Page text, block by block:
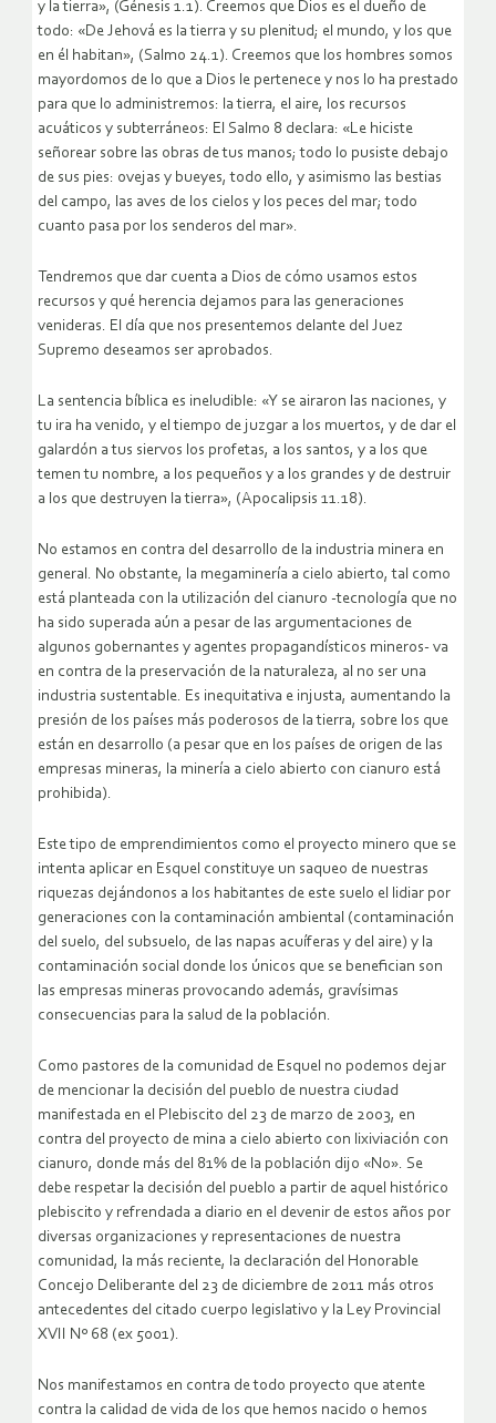
y la tierra», (Génesis 1.1). Creemos que Dios es el dueño de
todo: «De Jehová es la tierra y su plenitud; el mundo, y los que
en él habitan», (Salmo 24.1). Creemos que los hombres somos
mayordomos de lo que a Dios le pertenece y nos lo ha prestado
para que lo administremos: la tierra, el aire, los recursos
acuáticos y subterráneos: El Salmo 8 declara: «Le hiciste
señorear sobre las obras de tus manos; todo lo pusiste debajo
de sus pies: ovejas y bueyes, todo ello, y asimismo las bestias
del campo, las aves de los cielos y los peces del mar; todo
cuanto pasa por los senderos del mar».
Tendremos que dar cuenta a Dios de cómo usamos estos
recursos y qué herencia dejamos para las generaciones
venideras. El día que nos presentemos delante del Juez
Supremo deseamos ser aprobados.
La sentencia bíblica es ineludible: «Y se airaron las naciones, y
tu ira ha venido, y el tiempo de juzgar a los muertos, y de dar el
galardón a tus siervos los profetas, a los santos, y a los que
temen tu nombre, a los pequeños y a los grandes y de destruir
a los que destruyen la tierra», (Apocalipsis 11.18).
No estamos en contra del desarrollo de la industria minera en
general. No obstante, la megaminería a cielo abierto, tal como
está planteada con la utilización del cianuro -tecnología que no
ha sido superada aún a pesar de las argumentaciones de
algunos gobernantes y agentes propagandísticos mineros- va
en contra de la preservación de la naturaleza, al no ser una
industria sustentable. Es inequitativa e injusta, aumentando la
presión de los países más poderosos de la tierra, sobre los que
están en desarrollo (a pesar que en los países de origen de las
empresas mineras, la minería a cielo abierto con cianuro está
prohibida).
Este tipo de emprendimientos como el proyecto minero que se
intenta aplicar en Esquel constituye un saqueo de nuestras
riquezas dejándonos a los habitantes de este suelo el lidiar por
generaciones con la contaminación ambiental (contaminación
del suelo, del subsuelo, de las napas acuíferas y del aire) y la
contaminación social donde los únicos que se benefician son
las empresas mineras provocando además, gravísimas
consecuencias para la salud de la población.
Como pastores de la comunidad de Esquel no podemos dejar
de mencionar la decisión del pueblo de nuestra ciudad
manifestada en el Plebiscito del 23 de marzo de 2003, en
contra del proyecto de mina a cielo abierto con lixiviación con
cianuro, donde más del 81% de la población dijo «No». Se
debe respetar la decisión del pueblo a partir de aquel histórico
plebiscito y refrendada a diario en el devenir de estos años por
diversas organizaciones y representaciones de nuestra
comunidad, la más reciente, la declaración del Honorable
Concejo Deliberante del 23 de diciembre de 2011 más otros
antecedentes del citado cuerpo legislativo y la Ley Provincial
XVII Nº 68 (ex 5001).
Nos manifestamos en contra de todo proyecto que atente
contra la calidad de vida de los que hemos nacido o hemos